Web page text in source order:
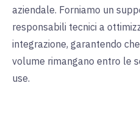
aziendale. Forniamo un
responsabili tecnici a
integrazione, garantendo
volume rimangano entro le
use.